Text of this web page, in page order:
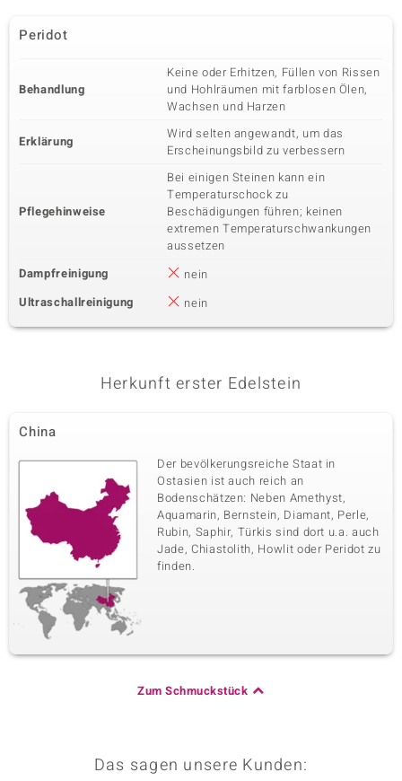
Herkunft
Peridot
Behandlung
Keine oder Erhitzen, Füllen von Rissen
und Hohlräumen mit farblosen Ölen,
Wachsen und Harzen
Erklärung
Wird selten angewandt, um das
Erscheinungsbild zu verbessern
Pflegehinweise
Bei einigen Steinen kann ein
Temperaturschock zu
Beschädigungen führen; keinen
extremen Temperaturschwankungen
aussetzen
Dampfreinigung
nein
Ultraschallreinigung
nein
Herkunft erster Edelstein
China
Der bevölkerungsreiche Staat in
Ostasien ist auch reich an
Bodenschätzen: Neben Amethyst,
Aquamarin, Bernstein, Diamant, Perle,
Rubin, Saphir, Türkis sind dort u.a. auch
Jade, Chiastolith, Howlit oder Peridot zu
finden.
Zum Schmuckstück
Das sagen unsere Kunden: